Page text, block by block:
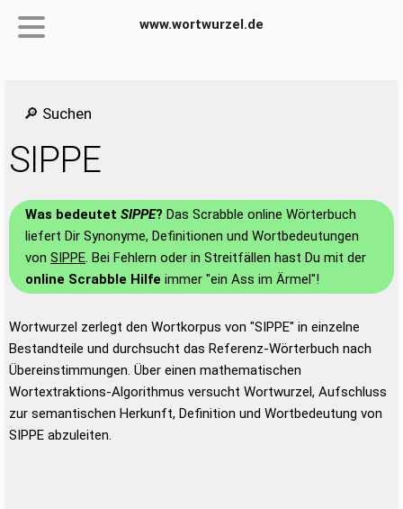
www.wortwurzel.de
🔎 Suchen
SIPPE
Was bedeutet SIPPE? Das Scrabble online Wörterbuch
liefert Dir Synonyme, Definitionen und Wortbedeutungen
von SIPPE. Bei Fehlern oder in Streitfällen hast Du mit der
online Scrabble Hilfe immer "ein Ass im Ärmel"!
Wortwurzel zerlegt den Wortkorpus von "SIPPE" in einzelne
Bestandteile und durchsucht das Referenz-Wörterbuch nach
Übereinstimmungen. Über einen mathematischen
Wortextraktions-Algorithmus versucht Wortwurzel, Aufschluss
zur semantischen Herkunft, Definition und Wortbedeutung von
SIPPE abzuleiten.